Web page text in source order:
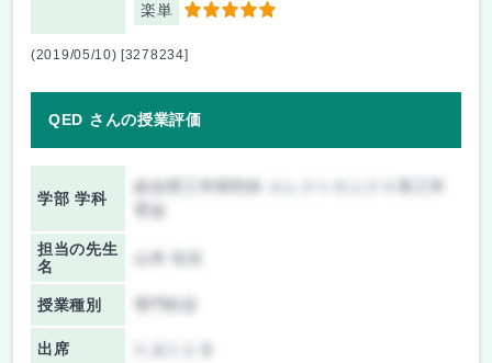
楽単 5
(2019/05/10) [3278234]
QED さんの授業評価
学部 学科
担当の先生
名
授業種別
出席